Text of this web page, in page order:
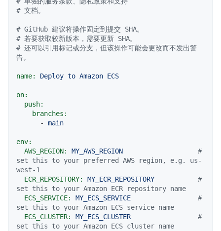
# 文档。
# GitHub 建议将操作固定到提交 SHA。
# 若要获取较新版本，需要更新 SHA。
# 还可以引用标记或分支，但该操作可能会更改而不发出警
告。
name: Deploy to Amazon ECS
on:
push:
branches:
-
main
env:
AWS_REGION:
MY_AWS_REGION
#
set this to your preferred AWS region, e.g. us-
west-1
ECR_REPOSITORY:
MY_ECR_REPOSITORY
#
set this to your Amazon ECR repository name
ECS_SERVICE:
MY_ECS_SERVICE
#
set this to your Amazon ECS service name
ECS_CLUSTER:
MY_ECS_CLUSTER
#
set this to your Amazon ECS cluster name